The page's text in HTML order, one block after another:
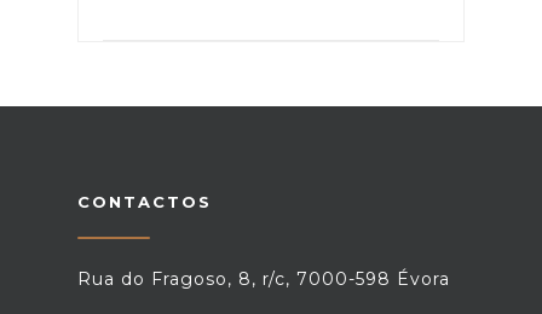
CONTACTOS
Rua do Fragoso, 8, r/c, 7000-598 Évora